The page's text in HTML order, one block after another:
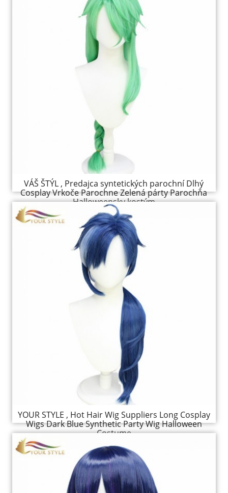
VÁŠ ŠTÝL , Predajca syntetických parochní Dlhý
Cosplay Vrkoče Parochne Zelená párty Parochňa
Halloweensky kostým
YOUR STYLE , Hot Hair Wig Suppliers Long Cosplay
Wigs Dark Blue Synthetic Party Wig Halloween
Costume